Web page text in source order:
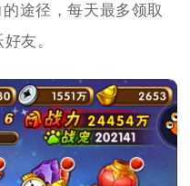
途径，每天最多领取
友。